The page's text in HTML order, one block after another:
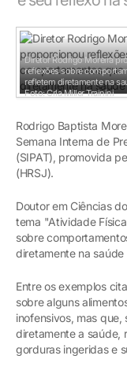
Diretor Rodrigo Moreira
reflexões sobre
refletem diretamente na
Foto: Crla Miller Trainini
Rodrigo Baptista
Semana Interna de
(SIPAT), promovida
(HRSJ).
Doutor em Ciências
tema "Atividade
sobre
diretamente na
Entre os exemplos
sobre alguns
inofensivos, mas
diretamente a saúde,
gorduras ingeridas e